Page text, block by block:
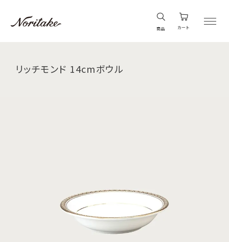
商品 カート
リッチモンド 14cmボウル